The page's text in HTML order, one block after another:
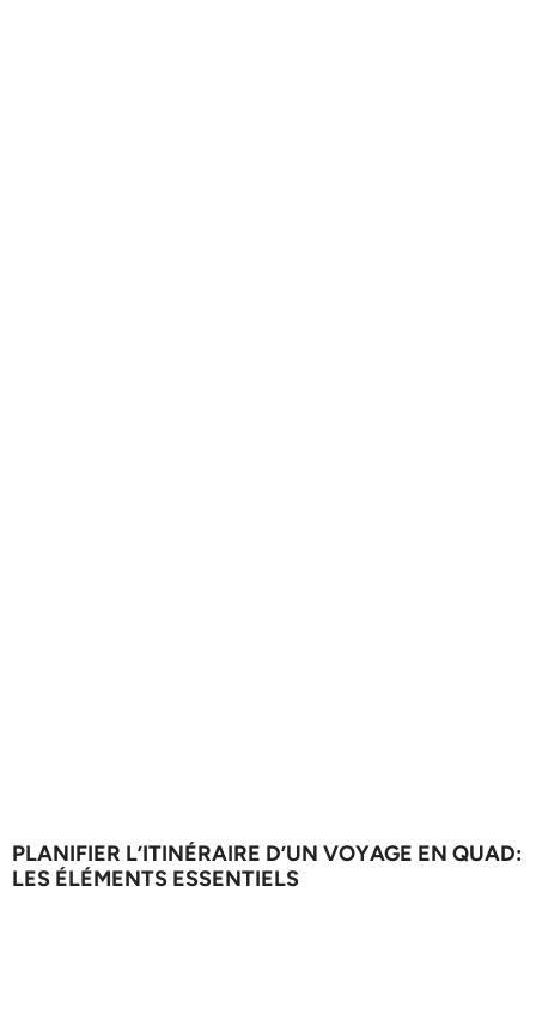
PLANIFIER L’ITINÉRAIRE D’UN VOYAGE EN QUAD:
LES ÉLÉMENTS ESSENTIELS